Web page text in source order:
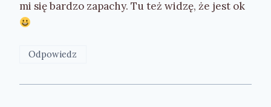
mi się bardzo zapachy. Tu też widzę, że jest ok
Odpowiedz